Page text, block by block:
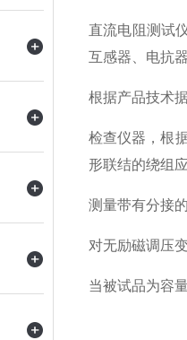
直流电阻测试
互感器、电抗
根据产品技术
检查仪器，根
形联结的绕组
测量带有分接
对无励磁调压
当被试品为容